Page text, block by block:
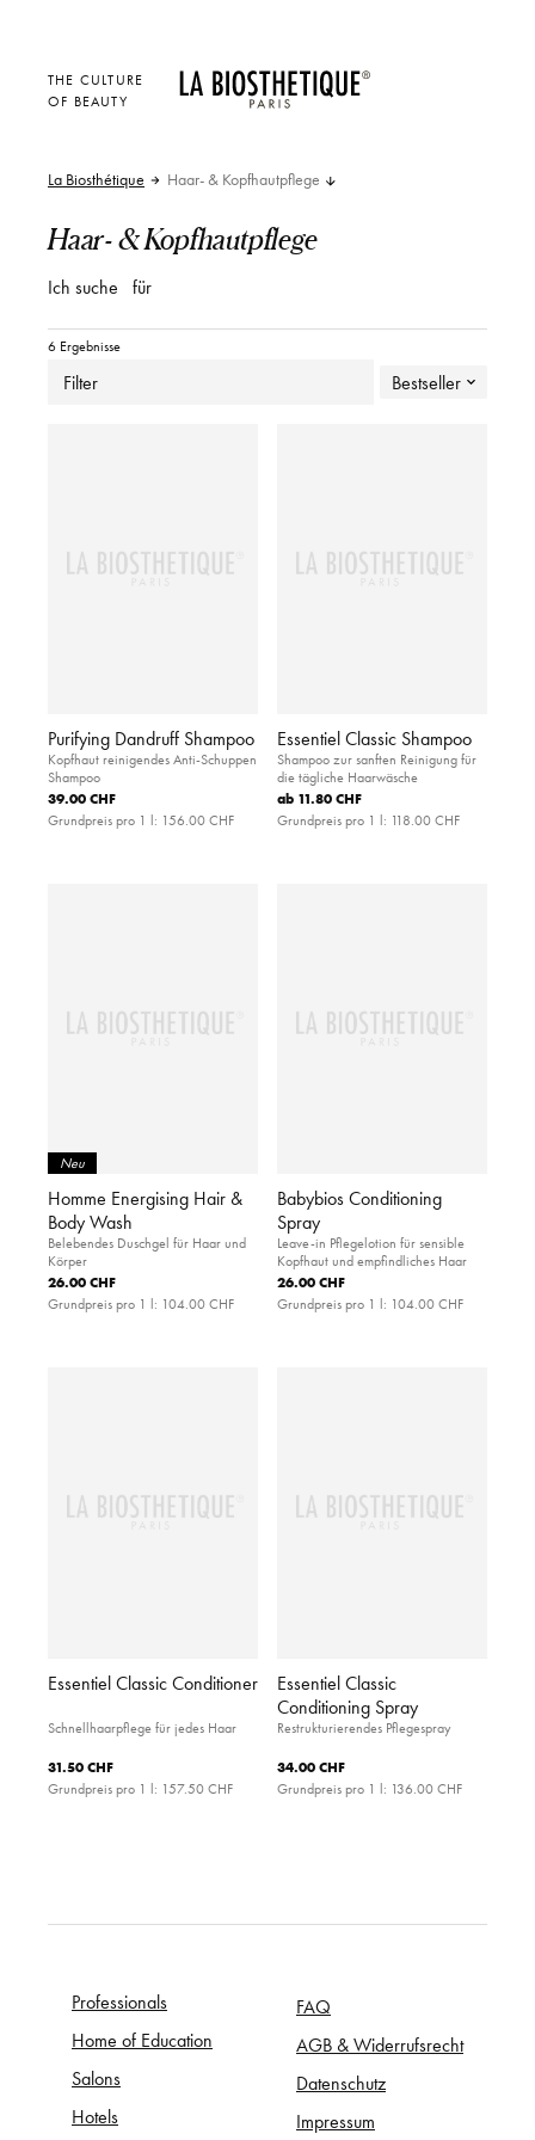
THE CULTURE
OF BEAUTY
La Biosthétique Haar- & Kopfhautpflege
Haar- & Kopfhautpflege
Ich suche für
6 Ergebnisse
Filter Bestseller
Purifying Dandruff Shampoo
Kopfhaut reinigendes Anti-Schuppen
Shampoo
39.00 CHF
Grundpreis pro 1 l: 156.00 CHF
Essentiel Classic Shampoo
Shampoo zur sanften Reinigung für
die tägliche Haarwäsche
ab 11.80 CHF
Grundpreis pro 1 l: 118.00 CHF
Neu
Homme Energising Hair &
Body Wash
Belebendes Duschgel für Haar und
Körper
26.00 CHF
Grundpreis pro 1 l: 104.00 CHF
Babybios Conditioning
Spray
Leave-in Pflegelotion für sensible
Kopfhaut und empfindliches Haar
26.00 CHF
Grundpreis pro 1 l: 104.00 CHF
Essentiel Classic Conditioner
Schnellhaarpflege für jedes Haar
31.50 CHF
Grundpreis pro 1 l: 157.50 CHF
Essentiel Classic
Conditioning Spray
Restrukturierendes Pflegespray
34.00 CHF
Grundpreis pro 1 l: 136.00 CHF
Professionals
Home of Education
Salons
Hotels
FAQ
AGB & Widerrufsrecht
Datenschutz
Impressum